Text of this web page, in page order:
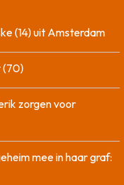
(14) uit Amsterdam
(70)
zorgen voor
mee in haar graf: